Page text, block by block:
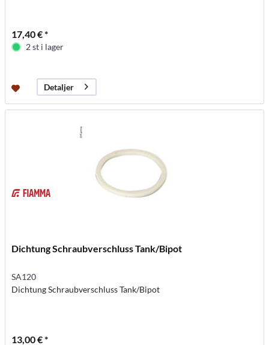
17,40 € *
2 st i lager
Detaljer
Dichtung Schraubverschluss Tank/Bipot
SA120
Dichtung Schraubverschluss Tank/Bipot
13,00 € *